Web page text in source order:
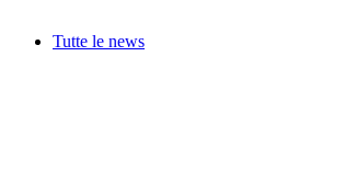
Tutte le news